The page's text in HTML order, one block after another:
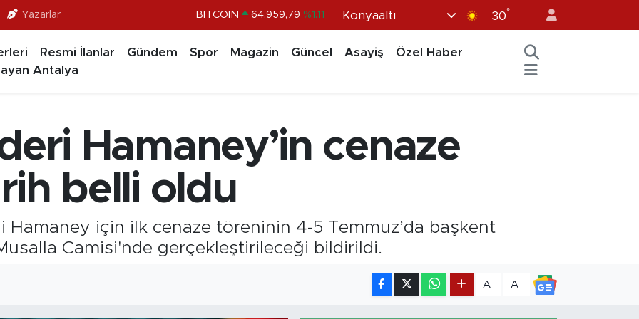
Yazarlar BITCOIN 64.959,79 %1.11
BİST100 13.779 %-14
Konyaaltı 30°
Resmi İlanlar Gündem Spor Magazin Güncel Asayiş
Özel Haber
Antalya
Hamaney’in cenaze
belli oldu
Hamaney için ilk cenaze töreninin 4-5 Temmuz’da başkent
Camisi'nde gerçekleştirileceği bildirildi.
A- A+